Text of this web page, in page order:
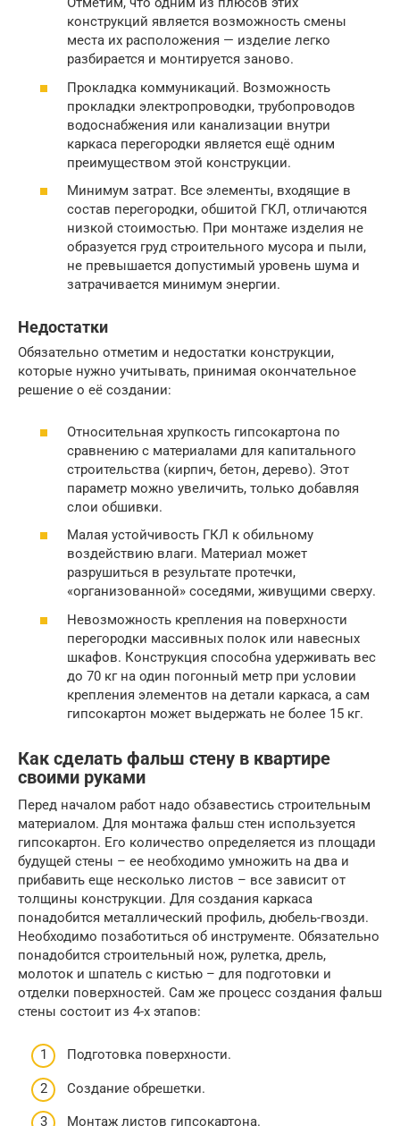
конструкций является возможность смены
места их расположения — изделие легко
разбирается и монтируется заново.
Прокладка коммуникаций. Возможность
прокладки электропроводки, трубопроводов
водоснабжения или канализации внутри
каркаса перегородки является ещё одним
преимуществом этой конструкции.
Минимум затрат. Все элементы, входящие в
состав перегородки, обшитой ГКЛ, отличаются
низкой стоимостью. При монтаже изделия не
образуется груд строительного мусора и пыли,
не превышается допустимый уровень шума и
затрачивается минимум энергии.
Недостатки
Обязательно отметим и недостатки конструкции,
которые нужно учитывать, принимая окончательное
решение о её создании:
Относительная хрупкость гипсокартона по
сравнению с материалами для капитального
строительства (кирпич, бетон, дерево). Этот
параметр можно увеличить, только добавляя
слои обшивки.
Малая устойчивость ГКЛ к обильному
воздействию влаги. Материал может
разрушиться в результате протечки,
«организованной» соседями, живущими сверху.
Невозможность крепления на поверхности
перегородки массивных полок или навесных
шкафов. Конструкция способна удерживать вес
до 70 кг на один погонный метр при условии
крепления элементов на детали каркаса, а сам
гипсокартон может выдержать не более 15 кг.
Как сделать фальш стену в квартире
своими руками
Перед началом работ надо обзавестись строительным
материалом. Для монтажа фальш стен используется
гипсокартон. Его количество определяется из площади
будущей стены – ее необходимо умножить на два и
прибавить еще несколько листов – все зависит от
толщины конструкции. Для создания каркаса
понадобится металлический профиль, дюбель-гвозди.
Необходимо позаботиться об инструменте. Обязательно
понадобится строительный нож, рулетка, дрель,
молоток и шпатель с кистью – для подготовки и
отделки поверхностей. Сам же процесс создания фальш
стены состоит из 4-х этапов:
Подготовка поверхности.
Создание обрешетки.
Монтаж листов гипсокартона.